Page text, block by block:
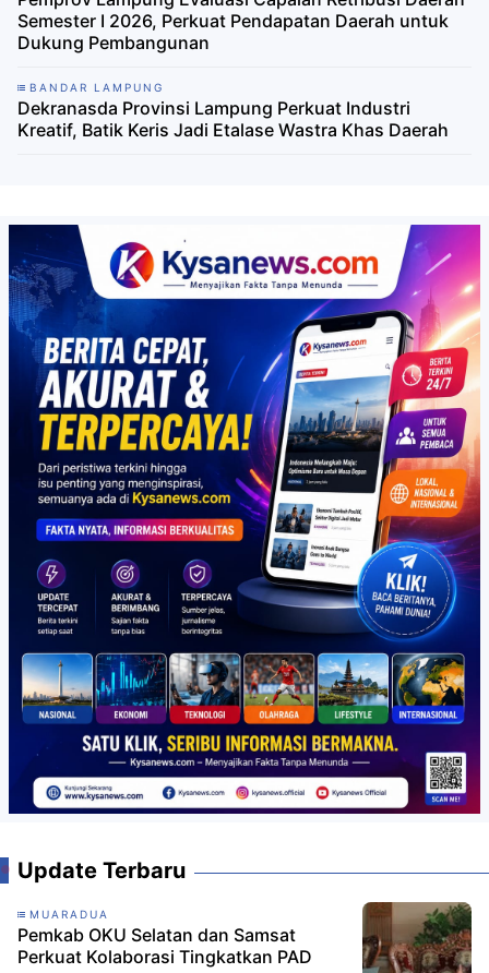
Semester I 2026, Perkuat Pendapatan Daerah untuk
Dukung Pembangunan
BANDAR LAMPUNG
Dekranasda Provinsi Lampung Perkuat Industri
Kreatif, Batik Keris Jadi Etalase Wastra Khas Daerah
Update Terbaru
MUARADUA
Pemkab OKU Selatan dan Samsat
Perkuat Kolaborasi Tingkatkan PAD